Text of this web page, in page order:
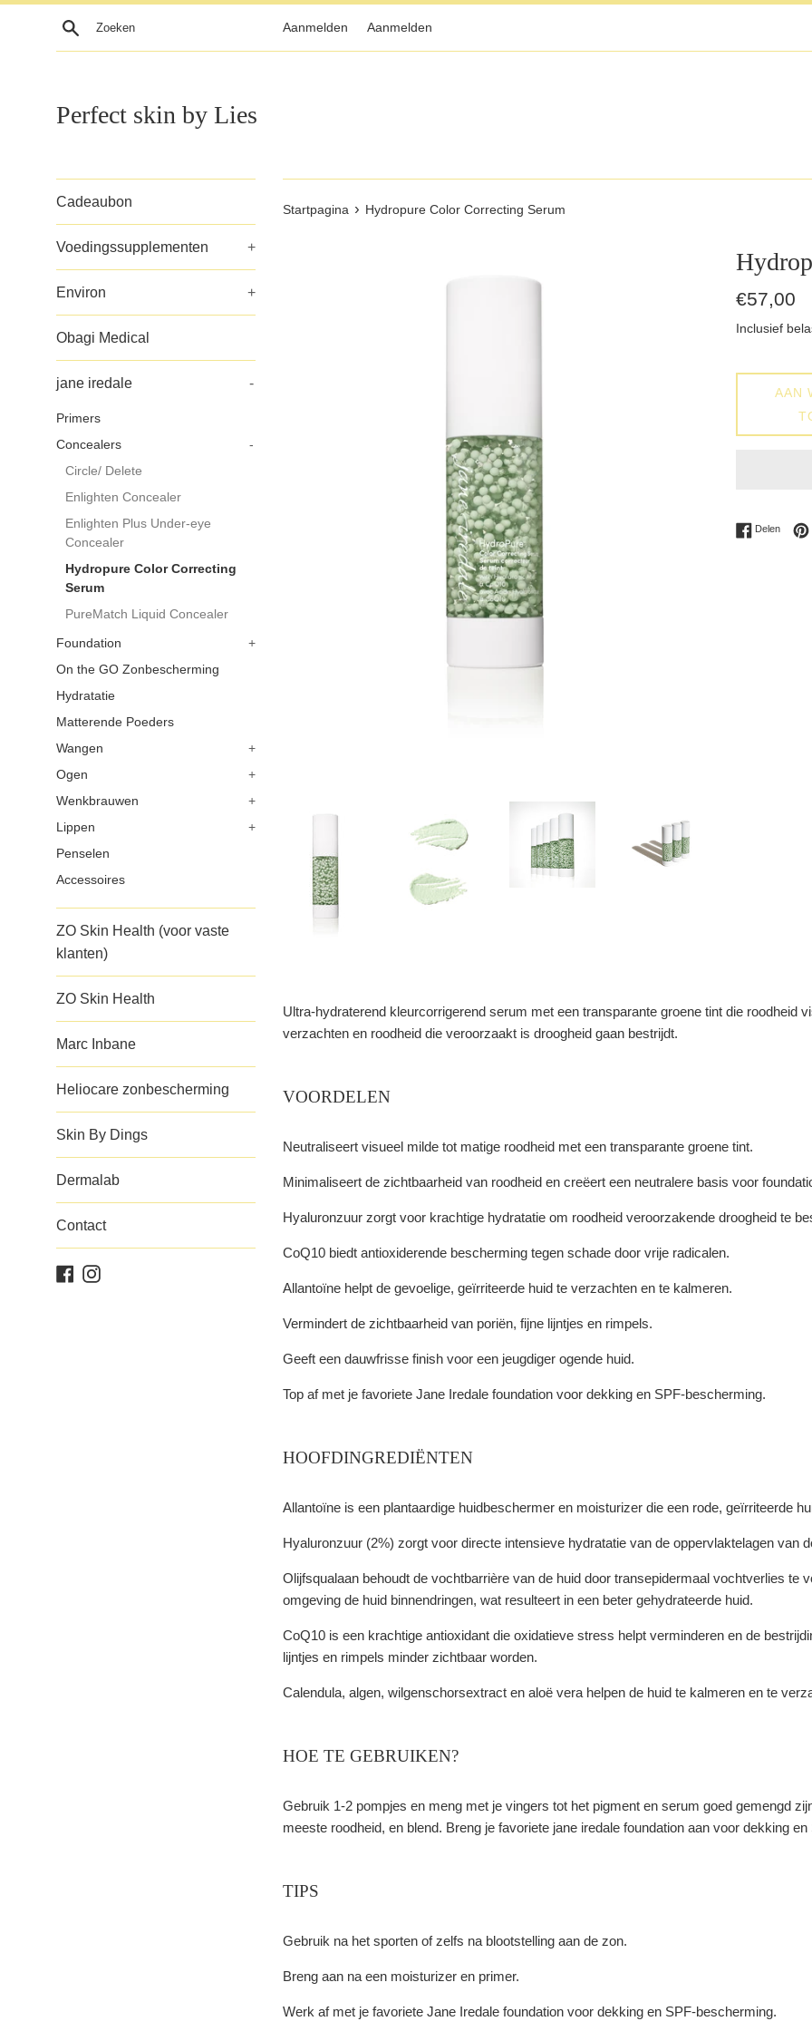
Meteen
Zoeken Aanmelden Aanmelden
Perfect skin by Lies
Cadeaubon
Voedingssupplementen +
Environ +
Obagi Medical
jane iredale -
Primers
Concealers
-
Circle/ Delete
Enlighten Concealer
Enlighten Plus Under-eye
Concealer
Hydropure Color Correcting
Serum
PureMatch Liquid Concealer
Foundation
+
On the GO Zonbescherming
Hydratatie
Matterende Poeders
Wangen
+
Ogen
+
Wenkbrauwen
+
Lippen
+
Penselen
Accessoires
ZO Skin Health (voor vaste
klanten)
ZO Skin Health
Marc Inbane
Heliocare zonbescherming
Skin By Dings
Dermalab
Contact
Facebook
Instagram
Startpagina › Hydropure Color Correcting Serum
Normale
€57,00
Inclusief
AAN
DelenDelen
Ultra-hydraterend kleurcorrigerend serum met een transparante groene tint die roodheid
verzachten en roodheid die veroorzaakt is droogheid gaan bestrijdt.
VOORDELEN
Neutraliseert visueel milde tot matige roodheid met een transparante groene tint.
Minimaliseert de zichtbaarheid van roodheid en creëert een neutralere basis voor
Hyaluronzuur zorgt voor krachtige hydratatie om roodheid veroorzakende droogheid te
CoQ10 biedt antioxiderende bescherming tegen schade door vrije radicalen.
Allantoïne helpt de gevoelige, geïrriteerde huid te verzachten en te kalmeren.
Vermindert de zichtbaarheid van poriën, fijne lijntjes en rimpels.
Geeft een dauwfrisse finish voor een jeugdiger ogende huid.
Top af met je favoriete Jane Iredale foundation voor dekking en SPF-bescherming.
HOOFDINGREDIËNTEN
Allantoïne is een plantaardige huidbeschermer en moisturizer die een rode, geïrriteerde
Hyaluronzuur (2%) zorgt voor directe intensieve hydratatie van de oppervlaktelagen van
Olijfsqualaan behoudt de vochtbarrière van de huid door transepidermaal vochtverlies te
omgeving de huid binnendringen, wat resulteert in een beter gehydrateerde huid.
CoQ10 is een krachtige antioxidant die oxidatieve stress helpt verminderen en de
lijntjes en rimpels minder zichtbaar worden.
Calendula, algen, wilgenschorsextract en aloë vera helpen de huid te kalmeren en te
HOE TE GEBRUIKEN?
Gebruik 1-2 pompjes en meng met je vingers tot het pigment en serum goed gemengd
meeste roodheid, en blend. Breng je favoriete jane iredale foundation aan voor dekking
TIPS
Gebruik na het sporten of zelfs na blootstelling aan de zon.
Breng aan na een moisturizer en primer.
Werk af met je favoriete Jane Iredale foundation voor dekking en SPF-bescherming.